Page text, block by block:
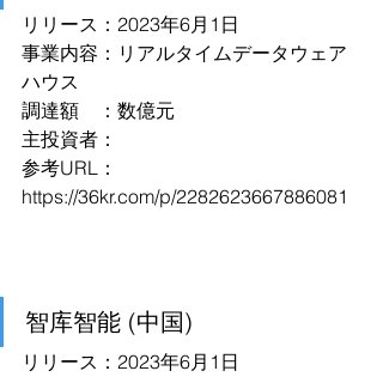
リリース：2023年6月1日
事業内容：リアルタイムデータウェア
ハウス
調達額　：数億元
主投資者：
参考URL：
https://36kr.com/p/2282623667886081
智库智能 (中国)
リリース：2023年6月1日